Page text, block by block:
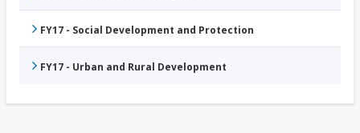
FY17 - Social Development and Protection
FY17 - Urban and Rural Development